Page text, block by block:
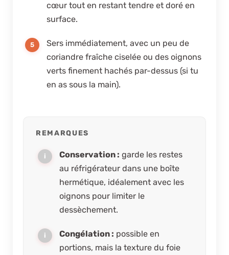
cœur tout en restant tendre et doré en
surface.
Sers immédiatement, avec un peu de
coriandre fraîche ciselée ou des oignons
verts finement hachés par-dessus (si tu
en as sous la main).
REMARQUES
Conservation : garde les restes
au réfrigérateur dans une boîte
hermétique, idéalement avec les
oignons pour limiter le
dessèchement.
Congélation : possible en
portions, mais la texture du foie